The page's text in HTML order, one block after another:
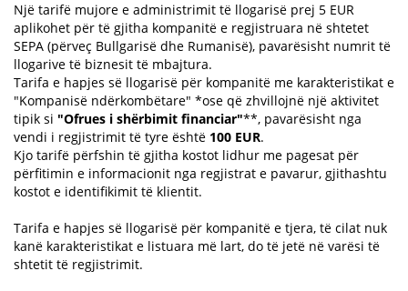
Një tarifë mujore e administrimit të llogarisë prej 5 EUR
aplikohet për të gjitha kompanitë e regjistruara në shtetet
SEPA (përveç Bullgarisë dhe Rumanisë), pavarësisht numrit të
llogarive të biznesit të mbajtura.
Tarifa e hapjes së llogarisë për kompanitë me karakteristikat e
"Kompanisë ndërkombëtare" *ose që zhvillojnë një aktivitet
tipik si "Ofrues i shërbimit financiar"**, pavarësisht nga
vendi i regjistrimit të tyre është 100 EUR.
Kjo tarifë përfshin të gjitha kostot lidhur me pagesat për
përfitimin e informacionit nga regjistrat e pavarur, gjithashtu
kostot e identifikimit të klientit.
Tarifa e hapjes së llogarisë për kompanitë e tjera, të cilat nuk
kanë karakteristikat e listuara më lart, do të jetë në varësi të
shtetit të regjistrimit.